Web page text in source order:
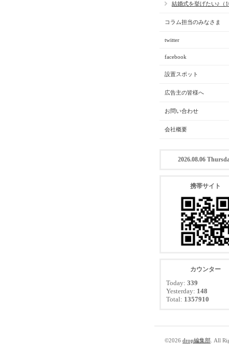
結婚式を挙げたい♪（
コラム担当のみなさま
twitter
facebook
設置スポット
広告主の皆様へ
お問い合わせ
会社概要
2026.08.06
携帯サイト
カウンター
Today: 339
Yesterday: 148
Total: 1357910
©2026 drop編集部 . All